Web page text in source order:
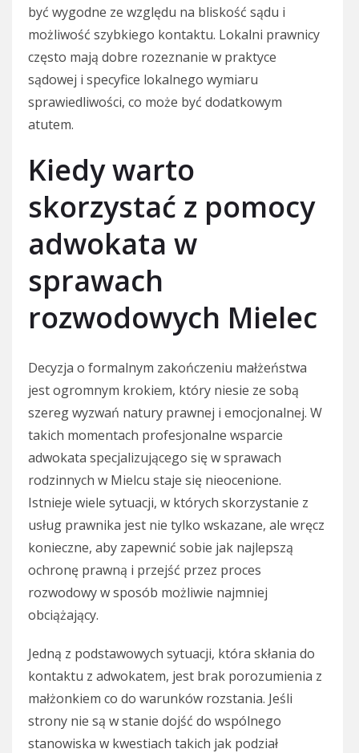
być wygodne ze względu na bliskość sądu i
możliwość szybkiego kontaktu. Lokalni prawnicy
często mają dobre rozeznanie w praktyce
sądowej i specyfice lokalnego wymiaru
sprawiedliwości, co może być dodatkowym
atutem.
Kiedy warto
skorzystać z pomocy
adwokata w
sprawach
rozwodowych Mielec
Decyzja o formalnym zakończeniu małżeństwa
jest ogromnym krokiem, który niesie ze sobą
szereg wyzwań natury prawnej i emocjonalnej. W
takich momentach profesjonalne wsparcie
adwokata specjalizującego się w sprawach
rodzinnych w Mielcu staje się nieocenione.
Istnieje wiele sytuacji, w których skorzystanie z
usług prawnika jest nie tylko wskazane, ale wręcz
konieczne, aby zapewnić sobie jak najlepszą
ochronę prawną i przejść przez proces
rozwodowy w sposób możliwie najmniej
obciążający.
Jedną z podstawowych sytuacji, która skłania do
kontaktu z adwokatem, jest brak porozumienia z
małżonkiem co do warunków rozstania. Jeśli
strony nie są w stanie dojść do wspólnego
stanowiska w kwestiach takich jak podział